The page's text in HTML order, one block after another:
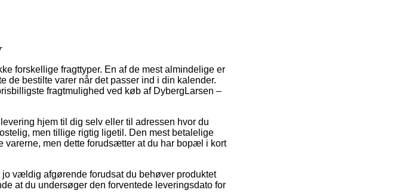
forskellige fragttyper. En af de mest almindelige er
de bestilte varer når det passer ind i din kalender.
fragtmulighed ved køb af DybergLarsen –
hjem til dig selv eller til adressen hvor du
men tillige rigtig ligetil. Den mest betalelige
men dette forudsætter at du har bopæl i kort
vældig afgørende forudsat du behøver produktet
at du undersøger den forventede leveringsdato for